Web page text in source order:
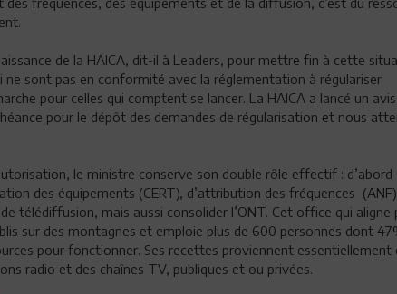
de la HAICA, dit-il à Leaders, pour mettre fin à cette
ne sont pas en conformité avec la réglementation à régulariser
pour celles qui comptent se lancer. La HAICA a lancé un
pour le dépôt des demandes de régularisation et nous
le ministre conserve son double rôle effectif : d’abord
des équipements (CERT), d’attribution des fréquences
télédiffusion, mais aussi consolider l’ONT. Cet office qui aligne
sur des montagnes et emploie plus de 600 personnes dont
pour fonctionner. Ses recettes proviennent essentiellement
radio et des chaînes TV, publiques et ou privées.